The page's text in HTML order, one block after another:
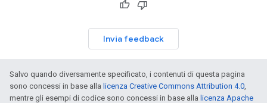
Invia feedback
Salvo quando diversamente specificato, i contenuti di questa pagina
sono concessi in base alla licenza Creative Commons Attribution 4.0
mentre gli esempi di codice sono concessi in base alla licenza Apache